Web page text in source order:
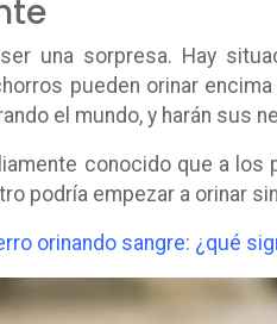
una sorpresa. Hay
pueden orinar
el mundo, y harán sus
conocido que a
podría empezar a orinar
orinando sangre: ¿qué